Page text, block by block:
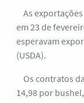
As
em 23 de
esperavam
(USDA).
Os contratos
14,98 por